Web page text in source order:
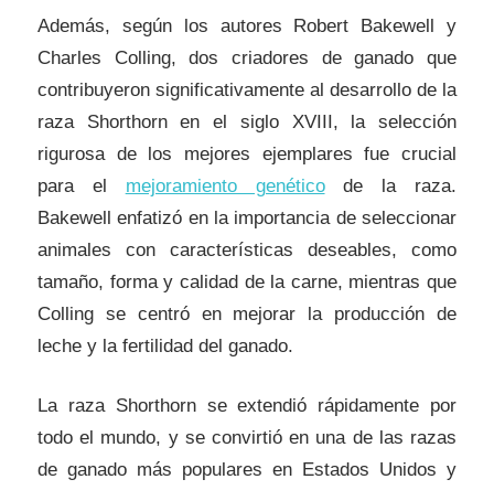
Además, según los autores Robert Bakewell y
Charles Colling, dos criadores de ganado que
contribuyeron significativamente al desarrollo de la
raza Shorthorn en el siglo XVIII, la selección
rigurosa de los mejores ejemplares fue crucial
para el mejoramiento genéticode la raza.
Bakewell enfatizó en la importancia de seleccionar
animales con características deseables, como
tamaño, forma y calidad de la carne, mientras que
Colling se centró en mejorar la producción de
leche y la fertilidad del ganado.
La raza Shorthorn se extendió rápidamente por
todo el mundo, y se convirtió en una de las razas
de ganado más populares en Estados Unidos y